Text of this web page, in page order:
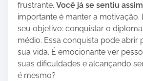
frustrante. Você já se sentiu
importante é manter a motivação.
seu objetivo: conquistar o
médio. Essa conquista pode abrir
sua vida. É emocionante ver
suas dificuldades e alcançando
é mesmo?